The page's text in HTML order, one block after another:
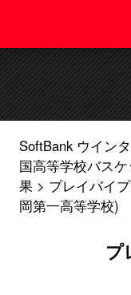
SoftBank ウイン
国高等学校バス
果
プレイバイ
岡第一高等学校)
プ